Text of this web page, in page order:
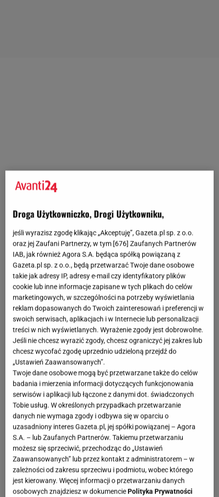
Droga Użytkowniczko, Drogi Użytkowniku,
jeśli wyrazisz zgodę klikając „Akceptuję”, Gazeta.pl sp. z o.o.
oraz jej Zaufani Partnerzy, w tym [676] Zaufanych Partnerów
IAB, jak również Agora S.A. będąca spółką powiązaną z
Gazeta.pl sp. z o.o., będą przetwarzać Twoje dane osobowe
takie jak adresy IP, adresy e-mail czy identyfikatory plików
cookie lub inne informacje zapisane w tych plikach do celów
marketingowych, w szczególności na potrzeby wyświetlania
reklam dopasowanych do Twoich zainteresowań i preferencji w
swoich serwisach, aplikacjach i w Internecie lub personalizacji
treści w nich wyświetlanych. Wyrażenie zgody jest dobrowolne.
Jeśli nie chcesz wyrazić zgody, chcesz ograniczyć jej zakres lub
chcesz wycofać zgodę uprzednio udzieloną przejdź do
„Ustawień Zaawansowanych”.
Twoje dane osobowe mogą być przetwarzane także do celów
badania i mierzenia informacji dotyczących funkcjonowania
serwisów i aplikacji lub łączone z danymi dot. świadczonych
Tobie usług. W określonych przypadkach przetwarzanie
danych nie wymaga zgody i odbywa się w oparciu o
uzasadniony interes Gazeta.pl, jej spółki powiązanej – Agora
S.A. – lub Zaufanych Partnerów. Takiemu przetwarzaniu
możesz się sprzeciwić, przechodząc do „Ustawień
Zaawansowanych” lub przez kontakt z administratorem – w
zależności od zakresu sprzeciwu i podmiotu, wobec którego
jest kierowany. Więcej informacji o przetwarzaniu danych
osobowych znajdziesz w dokumenciePolityka Prywatności